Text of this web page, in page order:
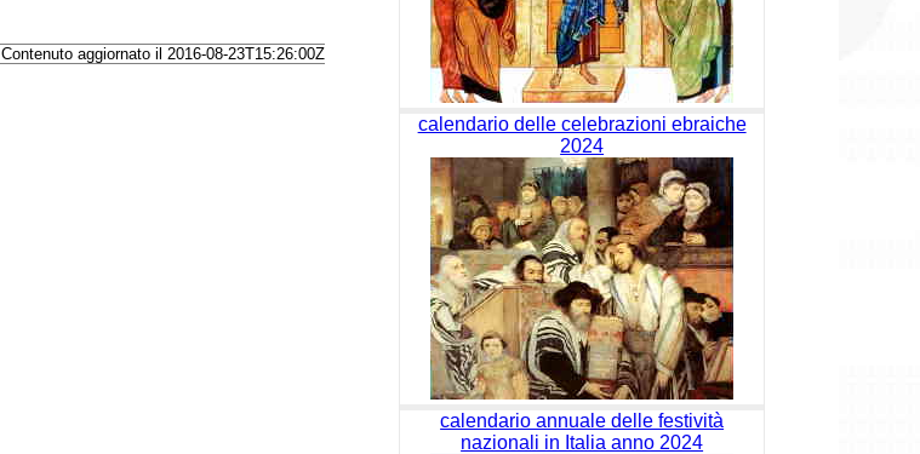
Contenuto aggiornato il 2016-08-23T15:26:00Z
calendario delle celebrazioni ebraiche
2024
calendario annuale delle festività
nazionali in Italia anno 2024